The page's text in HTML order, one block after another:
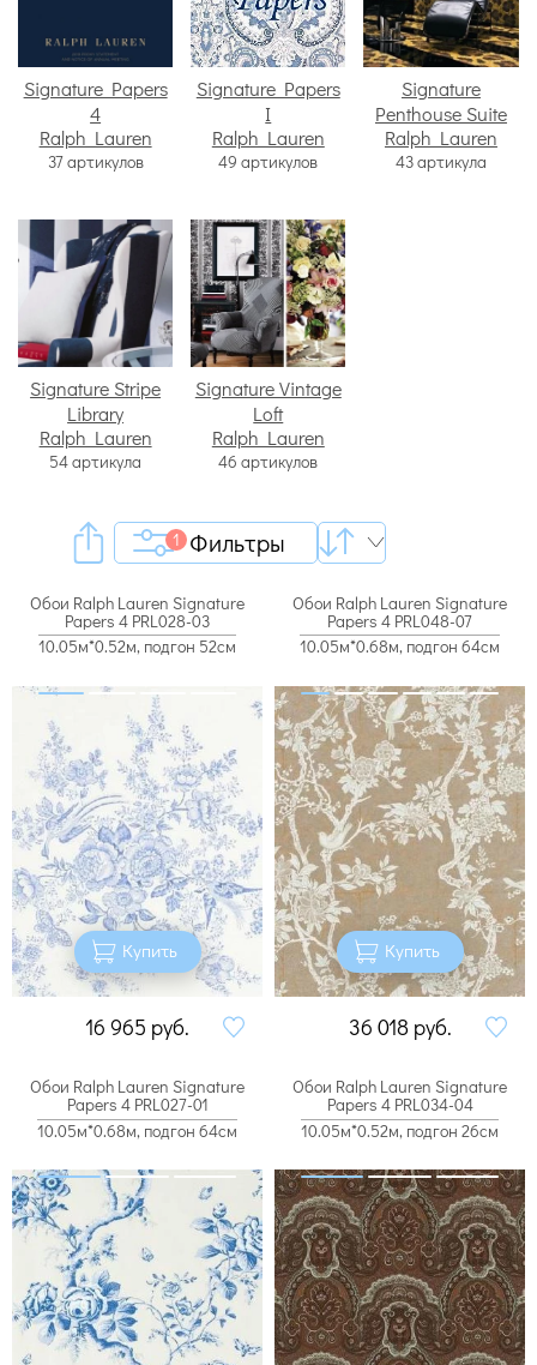
Signature Papers
4
Ralph Lauren
37 артикулов
Signature Papers
I
Ralph Lauren
49 артикулов
Signature
Penthouse Suite
Ralph Lauren
43 артикула
Signature Stripe
Library
Ralph Lauren
54 артикула
Signature Vintage
Loft
Ralph Lauren
46 артикулов
Фильтры
1
Обои Ralph Lauren Signature
Papers 4 PRL028-03
10.05м*0.52м, подгон 52см
Купить
16 965 руб.
Обои Ralph Lauren Signature
Papers 4 PRL048-07
10.05м*0.68м, подгон 64см
Купить
36 018 руб.
Обои Ralph Lauren Signature
Papers 4 PRL027-01
10.05м*0.68м, подгон 64см
Обои Ralph Lauren Signature
Papers 4 PRL034-04
10.05м*0.52м, подгон 26см